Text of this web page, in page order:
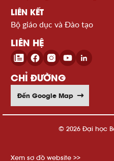
LIÊN KẾT
Bộ giáo dục và Đào tạo
LIÊN HỆ
CHỈ ĐƯỜNG
Đến Google Map
© 2026 Đại học
Xem sơ đồ website >>